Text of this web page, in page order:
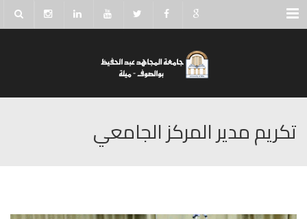
Menu
تكريم مدير المركز الجامعي